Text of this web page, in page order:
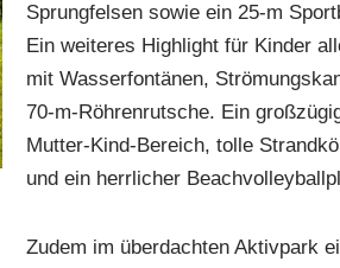
Sprungfelsen sowie ein 25-m
Ein weiteres Highlight für Kinder
mit Wasserfontänen,
70-m-Röhrenrutsche. Ein
Mutter-Kind-Bereich, tolle
und ein herrlicher
Zudem im überdachten Aktivpark